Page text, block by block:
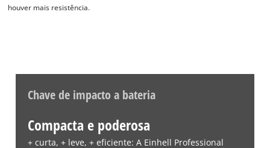
houver mais resistência.
Chave de impacto a bateria
Compacta e poderosa
+ curta, + leve, + eficiente: A Einhell Professional